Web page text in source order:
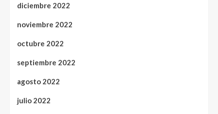
diciembre 2022
noviembre 2022
octubre 2022
septiembre 2022
agosto 2022
julio 2022